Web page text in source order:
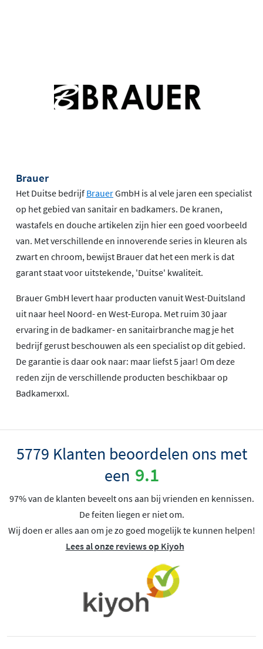
Brauer
Het Duitse bedrijf BrauerGmbH is al vele jaren een specialist
op het gebied van sanitair en badkamers. De kranen,
wastafels en douche artikelen zijn hier een goed voorbeeld
van. Met verschillende en innoverende series in kleuren als
zwart en chroom, bewijst Brauer dat het een merk is dat
garant staat voor uitstekende, 'Duitse' kwaliteit.
Brauer GmbH levert haar producten vanuit West-Duitsland
uit naar heel Noord- en West-Europa. Met ruim 30 jaar
ervaring in de badkamer- en sanitairbranche mag je het
bedrijf gerust beschouwen als een specialist op dit gebied.
De garantie is daar ook naar: maar liefst 5 jaar! Om deze
reden zijn de verschillende producten beschikbaar op
Badkamerxxl.
5779 Klanten beoordelen ons met
een 9.1
97% van de klanten beveelt ons aan bij vrienden en kennissen.
De feiten liegen er niet om.
Wij doen er alles aan om je zo goed mogelijk te kunnen helpen!
Lees al onze reviews op Kiyoh